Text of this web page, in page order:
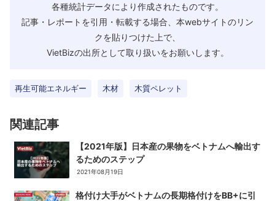
各種統計データにより作成されたものです。
記事・レポートを引用・転載する場合、本webサイトのリン
クを貼りつけた上で、
VietBizの出所として取り扱いをお願いします。
再生可能エネルギー 木材 木質ペレット
関連記事
【2021年版】日本産の果物をベトナムへ輸出す
るためのステップ
2021年08月19日
格付け大手がベトナムの長期格付けをBB+に引